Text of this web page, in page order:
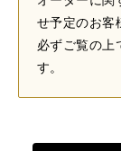
せ予定のお客
必ずご覧の上
す。